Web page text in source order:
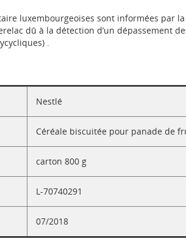
luxembourgeoises sont informées par
dû à la détection d’un dépassement
.
Nestlé
Céréale biscuitée pour panade de
carton 800 g
L-70740291
07/2018